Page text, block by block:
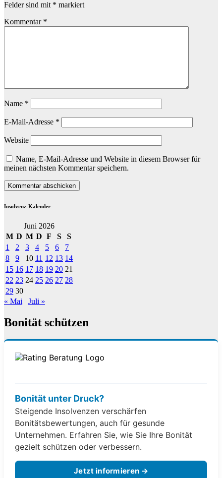
Felder sind mit * markiert
Kommentar *
Name *
E-Mail-Adresse *
Website
Name, E-Mail-Adresse und Website in diesem Browser für
meinen nächsten Kommentar speichern.
Insolvenz-Kalender
Juni 2026
M D M D F S
S
1
2 3 4 5 6
7
8
9 10 11 12 13 14
15 16 17 18 19 20 21
22 23 24 25 26 27 28
29 30
« Mai
Juli »
Bonität schützen
Bonität unter Druck?
Steigende Insolvenzen verschärfen
Bonitätsbewertungen, auch für gesunde
Unternehmen. Erfahren Sie, wie Sie Ihre Bonität
gezielt schützen oder verbessern.
Jetzt informieren →